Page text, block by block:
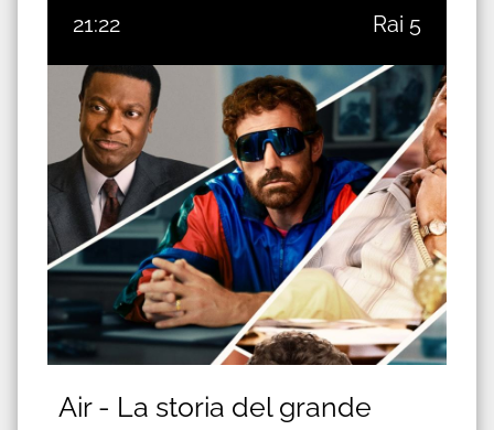
21:22 Rai 5
Air - La storia del grande